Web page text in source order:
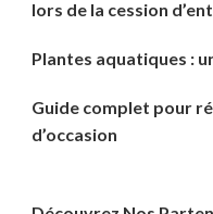
lors de la cession
Plantes aquatiques :
Guide complet pour
d’occasion